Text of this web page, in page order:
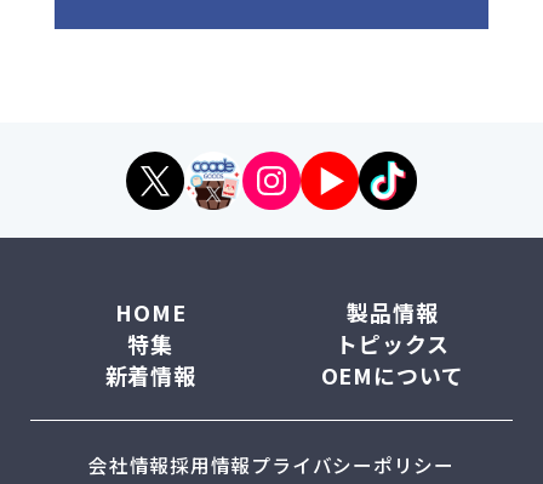
HOME
製品情報
特集
トピックス
新着情報
OEMについて
会社情報採用情報プライバシーポリシー